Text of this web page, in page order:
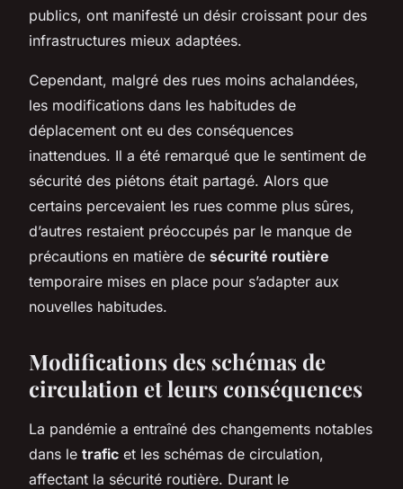
publics, ont manifesté un désir croissant pour des
infrastructures mieux adaptées.
Cependant, malgré des rues moins achalandées,
les modifications dans les habitudes de
déplacement ont eu des conséquences
inattendues. Il a été remarqué que le sentiment de
sécurité des piétons était partagé. Alors que
certains percevaient les rues comme plus sûres,
d’autres restaient préoccupés par le manque de
précautions en matière de sécurité routière
temporaire mises en place pour s’adapter aux
nouvelles habitudes.
Modifications des schémas de
circulation et leurs conséquences
La pandémie a entraîné des changements notables
dans le trafic et les schémas de circulation,
affectant la sécurité routière. Durant le